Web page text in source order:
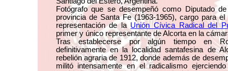
Fotógrafo que se desempeñó como Diputado
provincia de Santa Fe (1963-1965), cargo para
representación de la Unión Cívica Radical del
primer y único representante de Alcorta en la
Tras establecerse por algún tiempo en
definitivamente en la localidad santafesina de
rebelión agraria de 1912, donde además de
militó intensamente en el radicalismo